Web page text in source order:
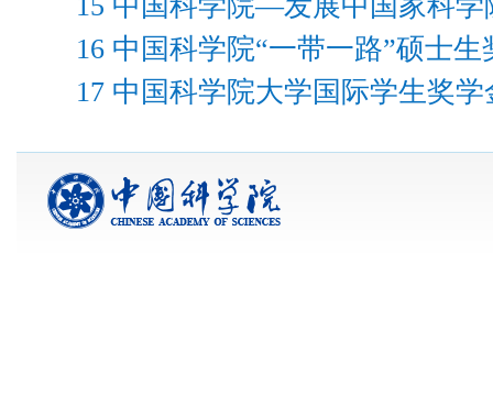
16 中国科学院“一带一路”硕士
17 中国科学院大学国际学生奖学